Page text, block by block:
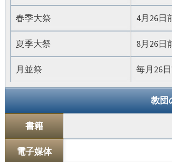
春季大祭 4月26日
夏季大祭 8月26日
月並祭 毎月26
教団
書籍
電子媒体